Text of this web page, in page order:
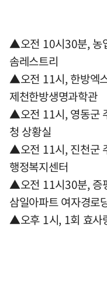
▲오전 10시30분, 농
솜레스트리
▲오전 11시, 한방엑
제천한방생명과학관
▲오전 11시, 영동군
청 상황실
▲오전 11시, 진천군
행정복지센터
▲오전 11시30분, 증
삼일아파트 여자경로
▲오후 1시, 1회 효사